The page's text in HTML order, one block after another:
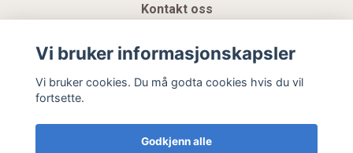
Kontakt oss
Gavekort
Vi bruker informasjonskapsler
Vi bruker cookies. Du må godta cookies hvis du vil
fortsette.
Godkjenn alle